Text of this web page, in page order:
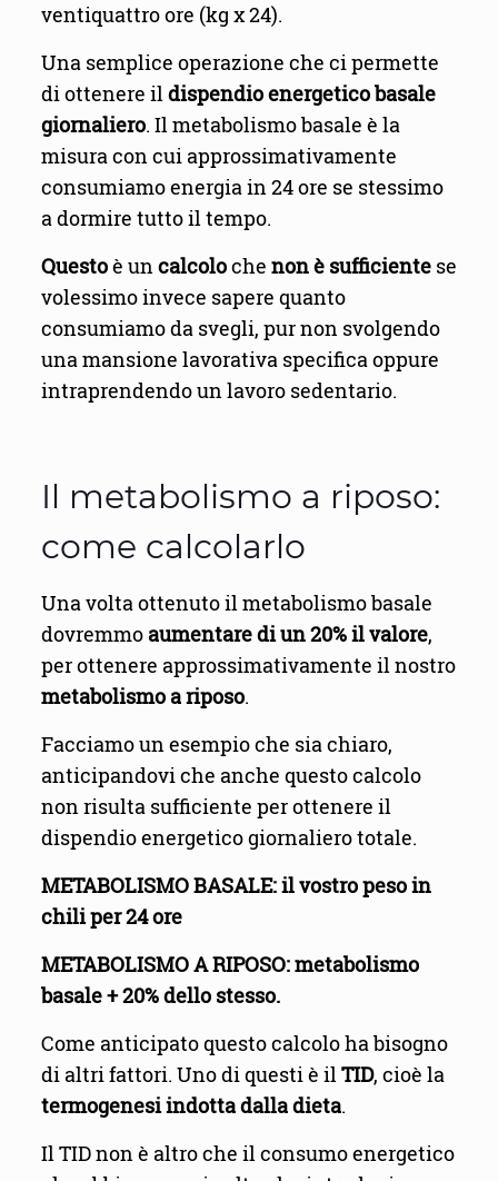
ventiquattro ore (kg x 24).
Una semplice operazione che ci permette
di ottenere ildispendio energetico basale
giornaliero. Il metabolismo basale è la
misura con cui approssimativamente
consumiamo energia in 24 ore se stessimo
a dormire tutto il tempo.
Questoè uncalcoloche non è sufficientese
volessimo invece sapere quanto
consumiamo da svegli, pur non svolgendo
una mansione lavorativa specifica oppure
intraprendendo un lavoro sedentario.
Il metabolismo a riposo:
come calcolarlo
Una volta ottenuto il metabolismo basale
dovremmo aumentare di un 20% il valore,
per ottenere approssimativamente il nostro
metabolismo a riposo.
Facciamo un esempio che sia chiaro,
anticipandovi che anche questo calcolo
non risulta sufficiente per ottenere il
dispendio energetico giornaliero totale.
METABOLISMO BASALE: il vostro peso in
chili per 24 ore
METABOLISMO A RIPOSO: metabolismo
basale + 20% dello stesso.
Come anticipato questo calcolo ha bisogno
di altri fattori. Uno di questi è ilTID, cioè la
termogenesi indotta dalla dieta.
Il TID non è altro che il consumo energetico